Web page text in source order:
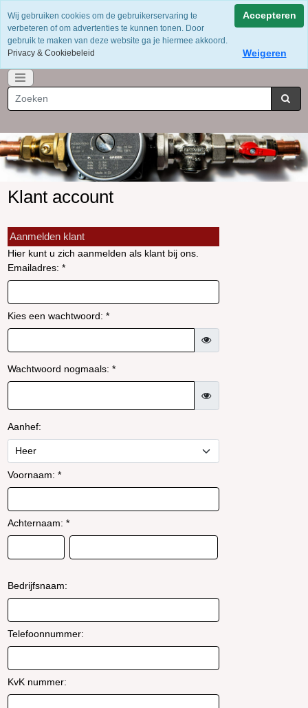
Voor 12 uur besteld = dezelfde dag verzonden
Gratis verzending vanaf €75
Whatsapp 06-49141184
Klant account
Aanmelden klant
Hier kunt u zich aanmelden als klant bij ons.
Emailadres: *
Kies een wachtwoord: *
Wachtwoord nogmaals: *
Aanhef:
Voornaam: *
Achternaam: *
Bedrijfsnaam:
Telefoonnummer:
KvK nummer:
Wij gebruiken cookies om de gebruikerservaring te
verbeteren of om advertenties te kunnen tonen. Door
gebruik te maken van deze website ga je hiermee akkoord.
Privacy & Cookiebeleid
Accepteren
Weigeren